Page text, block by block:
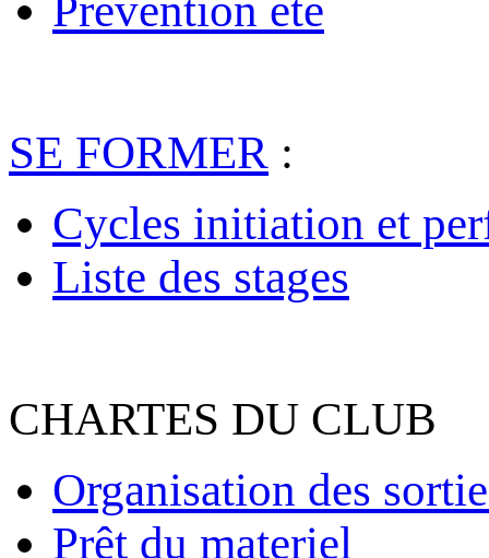
Prévention été
SE FORMER :
Cycles initiation et
Liste des stages
CHARTES DU CLUB
Organisation des
Prêt du materiel